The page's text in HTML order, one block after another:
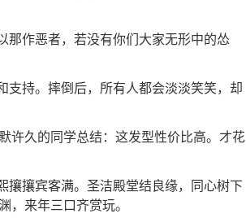
那作恶者，若没有你们大家无形中的怂
持。摔倒后，所有人都会淡淡笑笑，却
许久的同学总结：这发型性价比高。才花
攘攘宾客满。圣洁殿堂结良缘，同心树下
来年三口齐赏玩。